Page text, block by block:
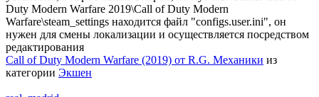
Duty Modern Warfare 2019\Call of Duty Modern
Warfare\steam_settings находится файл "configs.user.ini", он
нужен для смены локализации и осуществляется посредством
редактирования
Call of Duty Modern Warfare (2019) от R.G. Механики из
категории Экшен